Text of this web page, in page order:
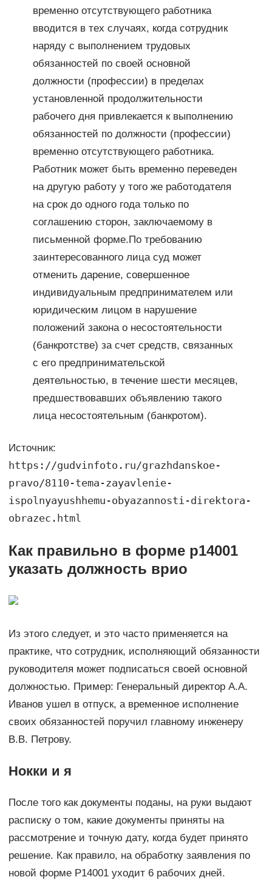
временно отсутствующего работника
вводится в тех случаях, когда сотрудник
наряду с выполнением трудовых
обязанностей по своей основной
должности (профессии) в пределах
установленной продолжительности
рабочего дня привлекается к выполнению
обязанностей по должности (профессии)
временно отсутствующего работника.
Работник может быть временно переведен
на другую работу у того же работодателя
на срок до одного года только по
соглашению сторон, заключаемому в
письменной форме.По требованию
заинтересованного лица суд может
отменить дарение, совершенное
индивидуальным предпринимателем или
юридическим лицом в нарушение
положений закона о несостоятельности
(банкротстве) за счет средств, связанных
с его предпринимательской
деятельностью, в течение шести месяцев,
предшествовавших объявлению такого
лица несостоятельным (банкротом).
Источник:
https://gudvinfoto.ru/grazhdanskoe-
pravo/8110-tema-zayavlenie-
ispolnyayushhemu-obyazannosti-direktora-
obrazec.html
Как правильно в форме р14001
указать должность врио
Из этого следует, и это часто применяется на
практике, что сотрудник, исполняющий обязанности
руководителя может подписаться своей основной
должностью. Пример: Генеральный директор А.А.
Иванов ушел в отпуск, а временное исполнение
своих обязанностей поручил главному инженеру
В.В. Петрову.
Нокки и я
После того как документы поданы, на руки выдают
расписку о том, какие документы приняты на
рассмотрение и точную дату, когда будет принято
решение. Как правило, на обработку заявления по
новой форме Р14001 уходит 6 рабочих дней.